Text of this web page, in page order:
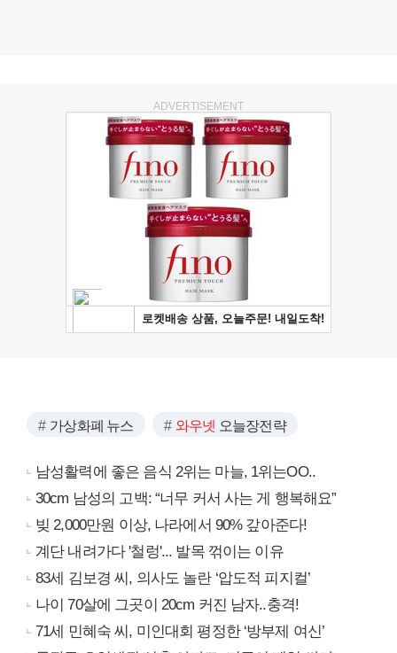
ADVERTISEMENT
가상화폐 뉴스 와우넷 오늘장전략
남성활력에 좋은 음식 2위는 마늘, 1위는OO..
30cm 남성의 고백: “너무 커서 사는 게 행복해요”
빚 2,000만원 이상, 나라에서 90% 갚아준다!
계단 내려가다 '철렁'... 발목 꺾이는 이유
83세 김보경 씨, 의사도 놀란 ‘압도적 피지컬’
나이 70살에 그곳이 20cm 커진 남자..충격!
71세 민혜숙 씨, 미인대회 평정한 ‘방부제 여신’